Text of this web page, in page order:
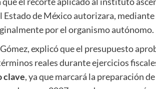
Estado de México autorizara,
por el organismo autónomo.
explicó que el presupuesto
reales durante ejercicios
clave, ya que marcará la preparación